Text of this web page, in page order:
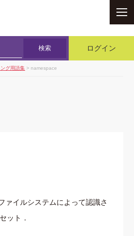
検索 ログイン
グ用語集 > namespace
ァイルシステムによって認識さ
ット．